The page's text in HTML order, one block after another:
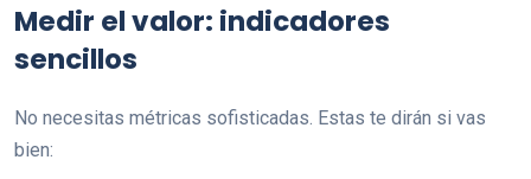
Medir el valor: indicadores
sencillos
No necesitas métricas sofisticadas. Estas te dirán si vas
bien: